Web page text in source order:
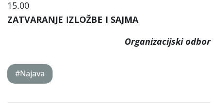
15.00
ZATVARANJE IZLOŽBE I SAJMA
Organizacijski odbor
#Najava